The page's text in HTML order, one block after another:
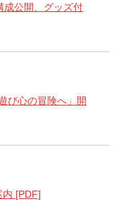
成公開、グッズ付
び心の冒険へ」開
内 [PDF]